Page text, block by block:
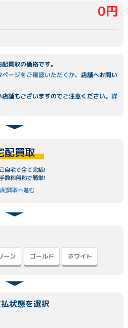
0円
買取の価格です。
ページをご確認いただくか、店舗へお問い
舗もございますのでご注意ください。詳
配買取
ご自宅で全て完結!
数料無料で簡単!
買取へ進む
ーン ゴールド ホワイト
状態を選択